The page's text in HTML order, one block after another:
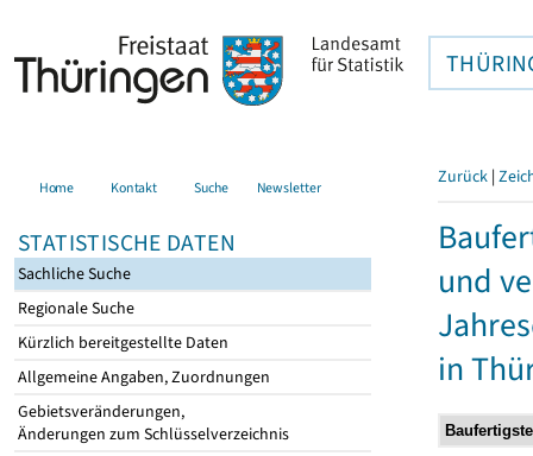
Home Kontakt Suche Newsletter
STATISTISCHE DATEN
Sachliche Suche
Regionale Suche
Kürzlich bereitgestellte Daten
Allgemeine Angaben, Zuordnungen
Gebietsveränderungen,
Änderungen zum Schlüsselverzeichnis
Zurück |
und
in